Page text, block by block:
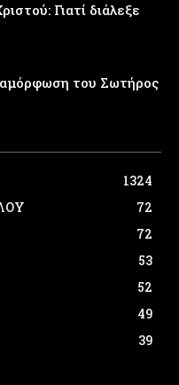
Γιατί διάλεξε
του Σωτήρος
1324
72
72
53
52
49
39